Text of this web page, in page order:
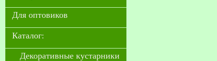
Для оптовиков
Каталог:
Декоративные кустарники